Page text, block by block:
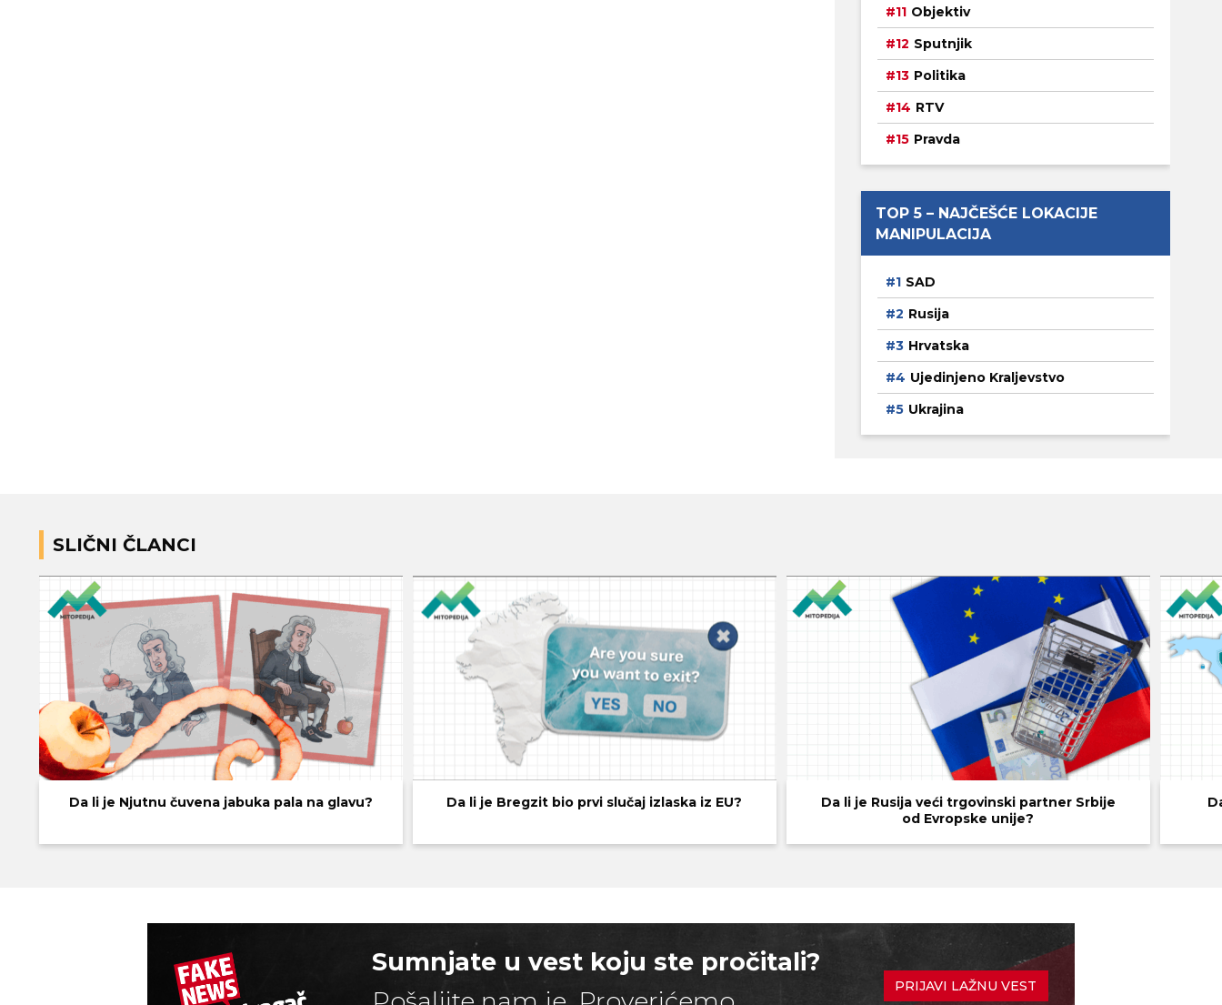
Objektiv
Sputnjik
Politika
RTV
Pravda
TOP 5 – NAJČEŠĆE LOKACIJE
MANIPULACIJA
SAD
Rusija
Hrvatska
Ujedinjeno Kraljevstvo
Ukrajina
SLIČNI ČLANCI
Da li je Njutnu čuvena jabuka pala na glavu? Da li je Bregzit bio prvi slučaj izlaska iz EU?
Da li je Rusija veći trgovinski partner Srbije
od Evropske unije?
Sumnjate u vest koju ste pročitali?
PRIJAVI LAŽNU VEST